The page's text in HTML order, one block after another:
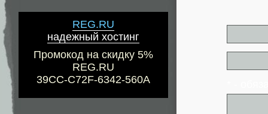
REG.RU
надежный хостинг
Промокод на скидку 5%
REG.RU
39CC-C72F-6342-560A